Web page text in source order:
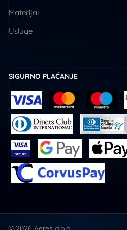
Materijal
Usluge
SIGURNO PLAĆANJE
© 2026 Aeres d.o.o.